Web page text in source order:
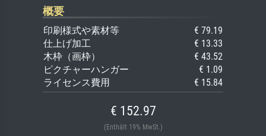
概要
印刷様式や素材等
€ 79.19
仕上げ加工
€ 13.33
木枠（画枠）
€ 43.52
ピクチャーハンガー
€ 1.09
ライセンス費用
€ 15.84
€ 152.97
(Enthält 19% MwSt.)